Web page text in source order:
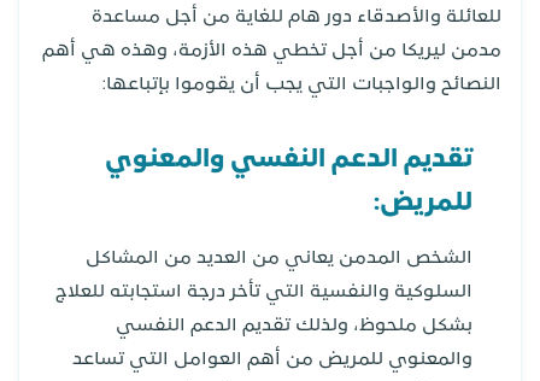
للعائلة والأصدقاء دور هام للغاية من أجل مساعدة
مدمن ليريكا من أجل تخطي هذه الأزمة، وهذه هي أهم
النصائح والواجبات التي يجب أن يقوموا بإتباعها:
تقديم الدعم النفسي والمعنوي
للمريض:
الشخص المدمن يعاني من العديد من المشاكل
السلوكية والنفسية التي تأخر درجة استجابته للعلاج
بشكل ملحوظ، ولذلك تقديم الدعم النفسي
والمعنوي للمريض من أهم العوامل التي تساعد